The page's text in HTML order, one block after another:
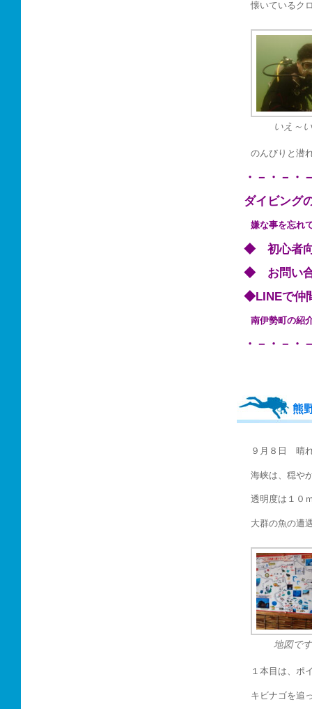
懐いているク
いえ～い
のんびりと潜
・－・－・
ダイビング
嫌な事を忘れ
◆ 初心
◆ お問い
◆LINEで
南伊勢町
・－・－・
熊
９月８日 晴
海峡は、穏や
透明度は１０
大群の魚の遭
地図です
１本目は、ポ
キビナゴを追